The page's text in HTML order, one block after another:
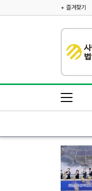
+ 즐겨찾기